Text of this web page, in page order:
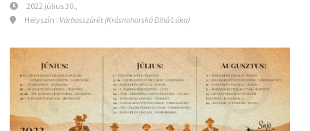
2022 július 30.,
Helyszín : Várhosszúrét (Krásnohorská Dlhá Lúka)